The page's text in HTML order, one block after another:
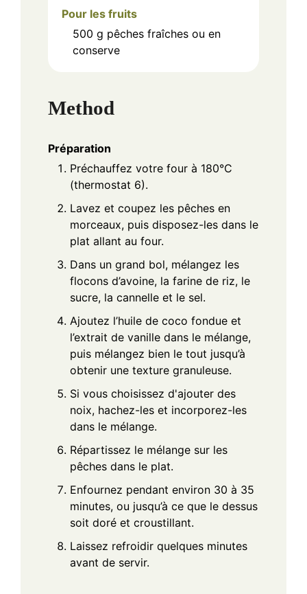
Pour les fruits
500 g pêches fraîches ou en
conserve
Method
Préparation
Préchauffez votre four à 180°C
(thermostat 6).
Lavez et coupez les pêches en
morceaux, puis disposez-les dans le
plat allant au four.
Dans un grand bol, mélangez les
flocons d’avoine, la farine de riz, le
sucre, la cannelle et le sel.
Ajoutez l’huile de coco fondue et
l’extrait de vanille dans le mélange,
puis mélangez bien le tout jusqu’à
obtenir une texture granuleuse.
Si vous choisissez d'ajouter des
noix, hachez-les et incorporez-les
dans le mélange.
Répartissez le mélange sur les
pêches dans le plat.
Enfournez pendant environ 30 à 35
minutes, ou jusqu’à ce que le dessus
soit doré et croustillant.
Laissez refroidir quelques minutes
avant de servir.